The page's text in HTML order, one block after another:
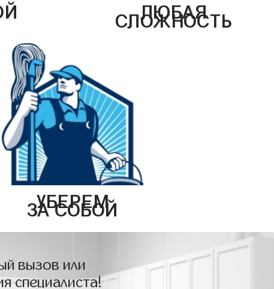
ЛЮБАЯ
СЛОЖНОСТЬ
УБЕРЕМ
ЗА СОБОЙ
вызов или
специалиста!